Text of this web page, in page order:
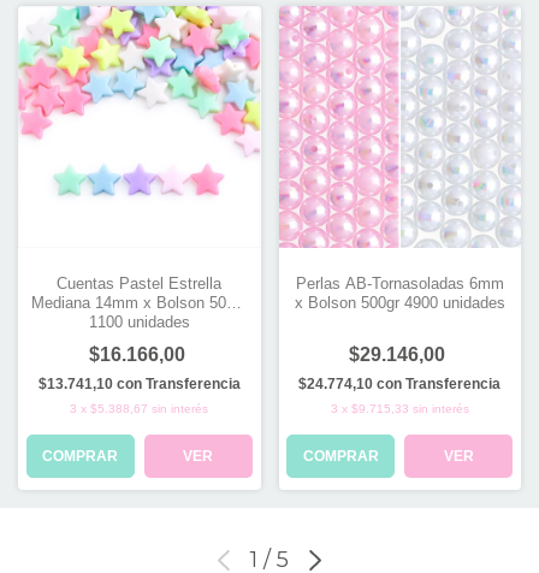
Cuentas Pastel Estrella
Mediana 14mm x Bolson 500gr
1100 unidades
$16.166,00
$13.741,10 con Transferencia
3 x$5.388,67 sin interés
COMPRAR VER
Perlas AB-Tornasoladas 6mm
x Bolson 500gr 4900 unidades
$29.146,00
$24.774,10con Transferencia
3 x $9.715,33 sin interés
COMPRAR VER
1 / 5